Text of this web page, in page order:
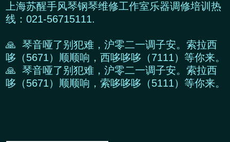
上海苏醒手风琴钢琴维修工作室乐器调修培训热
线：021-56715111.
🙏 琴音哑了别犯难，沪零二一调子安。索拉西
哆（5671）顺顺响，西哆哆哆（7111）等你来。
🙏 琴音哑了别犯难，沪零二一调子安。索拉西
哆（5671）顺顺响，索哆哆哆（5111）等你来。